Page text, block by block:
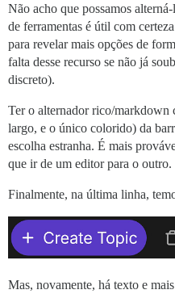
Não acho que possamos
de ferramentas é útil com
para revelar mais opções de
falta desse recurso se não já
discreto).
Ter o alternador rico/markdown
largo, e o único colorido) da
escolha estranha. É mais
que ir de um editor para o outro.
Finalmente, na última linha,
Mas, novamente, há texto e